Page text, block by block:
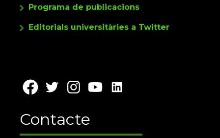
Programa de publicacions
Editorials universitàries a Twitter
Contacte